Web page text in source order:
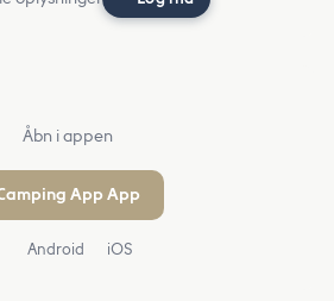
Åbn i appen
App App
Android iOS